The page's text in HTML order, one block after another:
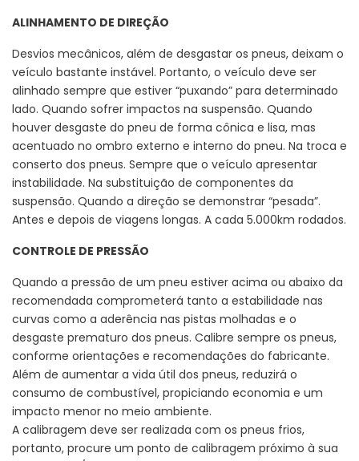
ALINHAMENTO DE DIREÇÃO
Desvios mecânicos, além de desgastar os pneus, deixam o
veículo bastante instável. Portanto, o veículo deve ser
alinhado sempre que estiver “puxando” para determinado
lado. Quando sofrer impactos na suspensão. Quando
houver desgaste do pneu de forma cônica e lisa, mas
acentuado no ombro externo e interno do pneu. Na troca e
conserto dos pneus. Sempre que o veículo apresentar
instabilidade. Na substituição de componentes da
suspensão. Quando a direção se demonstrar “pesada”.
Antes e depois de viagens longas. A cada 5.000km rodados.
CONTROLE DE PRESSÃO
Quando a pressão de um pneu estiver acima ou abaixo da
recomendada comprometerá tanto a estabilidade nas
curvas como a aderência nas pistas molhadas e o
desgaste prematuro dos pneus. Calibre sempre os pneus,
conforme orientações e recomendações do fabricante.
Além de aumentar a vida útil dos pneus, reduzirá o
consumo de combustível, propiciando economia e um
impacto menor no meio ambiente.
A calibragem deve ser realizada com os pneus frios,
portanto, procure um ponto de calibragem próximo à sua